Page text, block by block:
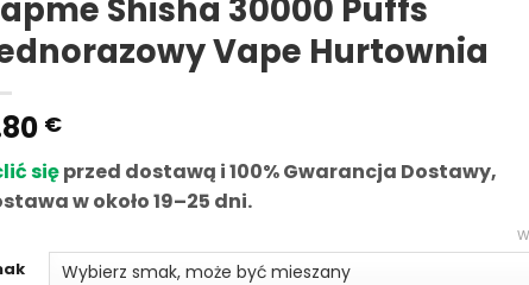
Shisha 30000 Puffs
Vape Hurtownia
€
sięprzed dostawą i 100% Gwarancja Dostawy,
w około 19–25 dni.